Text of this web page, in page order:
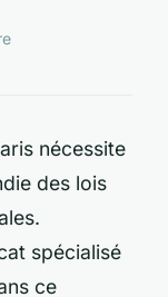
nécessite
des lois
spécialisé
ce